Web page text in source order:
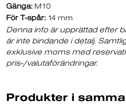
Gänga: M10
För T-spår: 14 mm
Denna info är upprättad efter
är inte bindande i detalj.
exklusive moms med
pris-/valutaförändringar.
Produkter i